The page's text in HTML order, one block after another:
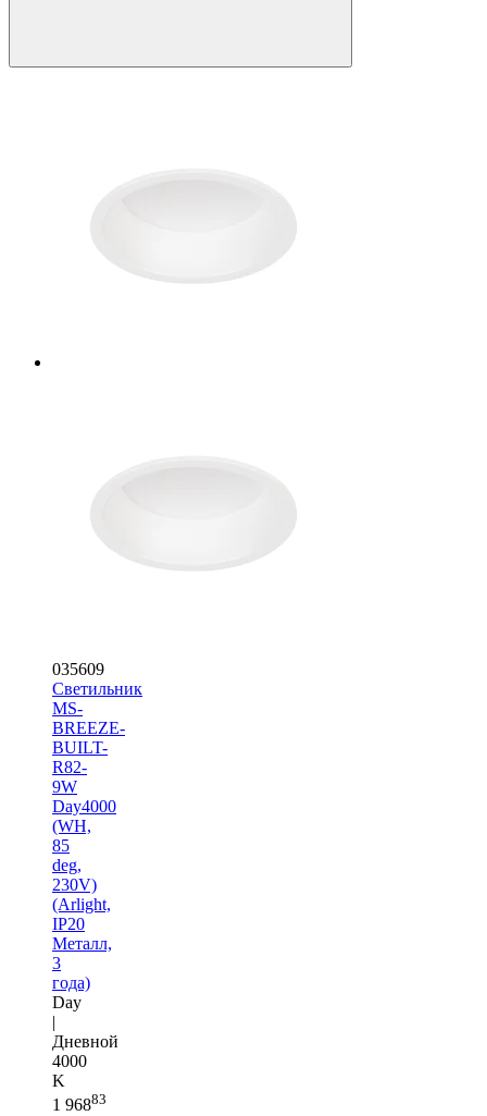
035609
Светильник
MS-
BREEZE-
BUILT-
R82-
9W
Day4000
(WH,
85
deg,
230V)
(Arlight,
IP20
Металл,
3
года)
Day
|
Дневной
4000
K
1 96883